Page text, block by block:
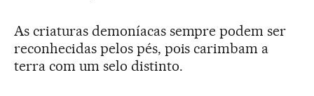
As criaturas demoníacas sempre podem ser
reconhecidas pelos pés, pois carimbam a
terra com um selo distinto.